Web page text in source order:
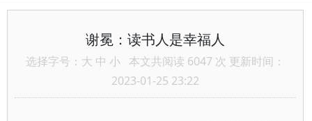
谢冕：读书人是幸福人
选择字号： 大 中 小 本文共阅读 6047 次 更新时间：
2023-01-25 23:22